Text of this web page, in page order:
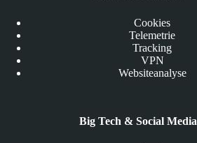
Cookies
Telemetrie
Tracking
VPN
Websiteanalyse
Big Tech & Social Media